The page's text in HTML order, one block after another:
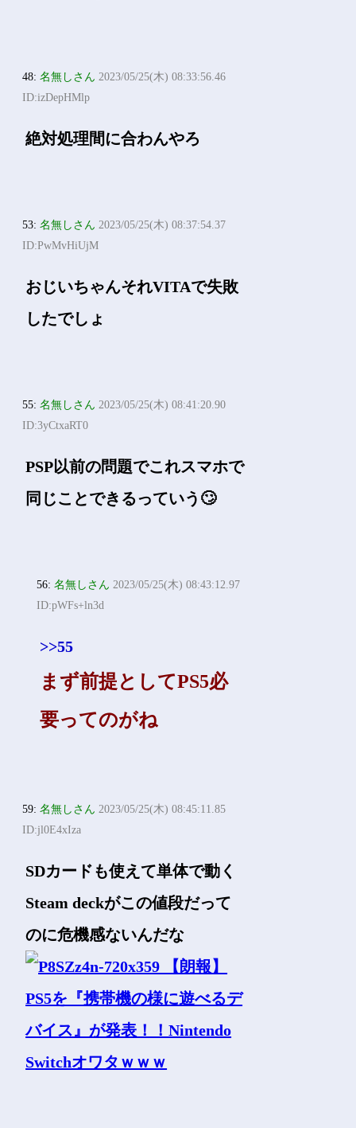
48:名無しさん 2023/05/25(木) 08:33:56.46
ID:izDepHMlp
絶対処理間に合わんやろ
53:名無しさん 2023/05/25(木) 08:37:54.37
ID:PwMvHiUjM
おじいちゃんそれVITAで失敗
したでしょ
55:名無しさん 2023/05/25(木) 08:41:20.90
ID:3yCtxaRT0
PSP以前の問題でこれスマホで
同じことできるっていう🙄
56:名無しさん 2023/05/25(木) 08:43:12.97
ID:pWFs+ln3d
>>55
まず前提としてPS5必
要ってのがね
59:名無しさん 2023/05/25(木) 08:45:11.85
ID:jl0E4xIza
SDカードも使えて単体で動く
Steam deckがこの値段だって
のに危機感ないんだな